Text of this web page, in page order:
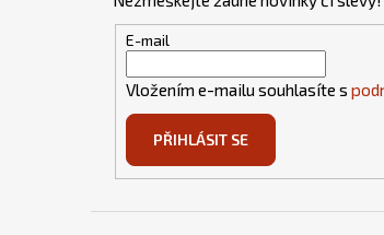
E-mail
Vložením e-mailu souhlasíte s
PŘIHLÁSIT SE